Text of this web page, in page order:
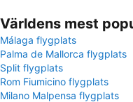
Världens mest
Málaga flygplats
Palma de Mallorca flygplats
Split flygplats
Rom Fiumicino flygplats
Milano Malpensa flygplats